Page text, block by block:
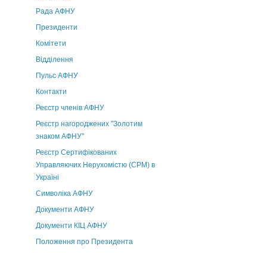
Рада АФНУ
Президенти
Комітети
Відділення
Пульс АФНУ
Контакти
Реєстр членів АФНУ
Реєстр нагороджених "Золотим
знаком АФНУ"
Реєстр Сертифікованих
Управляючих Нерухомістю (CPM) в
Україні
Символіка АФНУ
Документи АФНУ
Документи КІЦ АФНУ
Положення про Президента